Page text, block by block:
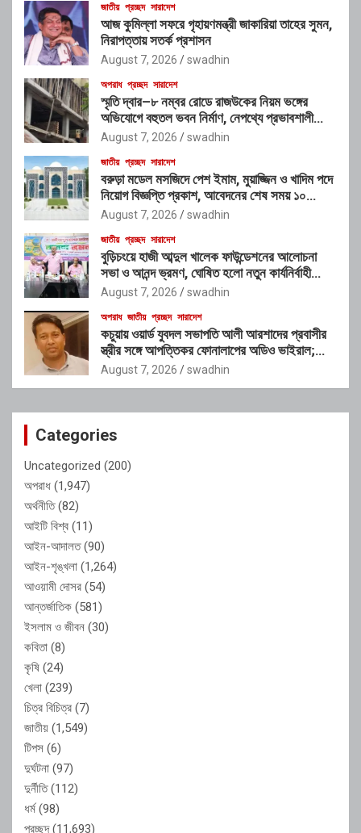
জাতীয় প্রচ্ছদ সারাদেশ
আজ কুমিল্লা সফরে গৃহায়ণমন্ত্রী জাকারিয়া তাহের সুমন,
নিরাপত্তায় সতর্ক প্রশাসন
August 7, 2026 swadhin
অপরাধ প্রচ্ছদ সারাদেশ
স্মৃতি দ্বার–৮ নম্বর রোডে রাজউকের নিয়ম ভঙ্গের
অভিযোগে বহুতল ভবন নির্মাণ, নেপথ্যে প্রভাবশালী
চক্রের যোগসাজশের প্রশ্ন
August 7, 2026 swadhin
জাতীয় প্রচ্ছদ সারাদেশ
বরুড়া মডেল মসজিদে পেশ ইমাম, মুয়াজ্জিন ও খাদিম পদে
নিয়োগ বিজ্ঞপ্তি প্রকাশ, আবেদনের শেষ সময় ১০
আগস্ট
August 7, 2026 swadhin
জাতীয় প্রচ্ছদ সারাদেশ
বুড়িচংয়ে হাজী আব্দুল খালেক ফাউন্ডেশনের আলোচনা
সভা ও আনন্দ ভ্রমণ, ঘোষিত হলো নতুন কার্যনির্বাহী
কমিটি
August 7, 2026 swadhin
অপরাধ জাতীয় প্রচ্ছদ সারাদেশ
কচুয়ায় ওয়ার্ড যুবদল সভাপতি আলী আরশাদের প্রবাসীর
স্ত্রীর সঙ্গে আপত্তিকর ফোনালাপের অডিও ভাইরাল;
শাস্তির দাবি এলাকাবাসীর
August 7, 2026 swadhin
Categories
Uncategorized (200)
অপরাধ (1,947)
অর্থনীতি(82)
আইটি বিশ্ব (11)
আইন-আদালত(90)
আইন-শৃঙ্খলা (1,264)
আওয়ামী দোসর (54)
আন্তর্জাতিক (581)
ইসলাম ও জীবন (30)
কবিতা (8)
কৃষি (24)
খেলা (239)
চিত্র বিচিত্র (7)
জাতীয় (1,549)
টিপস (6)
দুর্ঘটনা (97)
দুর্নীতি(112)
ধর্ম(98)
প্রচ্ছদ(11,693)